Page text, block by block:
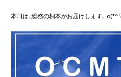
本日は、総務の桐本がお届けします。